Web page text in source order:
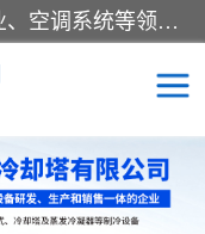
冷却塔广泛应用于工业、电力行业、空调系统等领域。在电力行业中，用于冷却发电机组的循环水；在工业生产中，如化工、冶金等行业，可降低生产过程中产生的热量；在空调系统中，为空调设备提供冷却水源
却塔